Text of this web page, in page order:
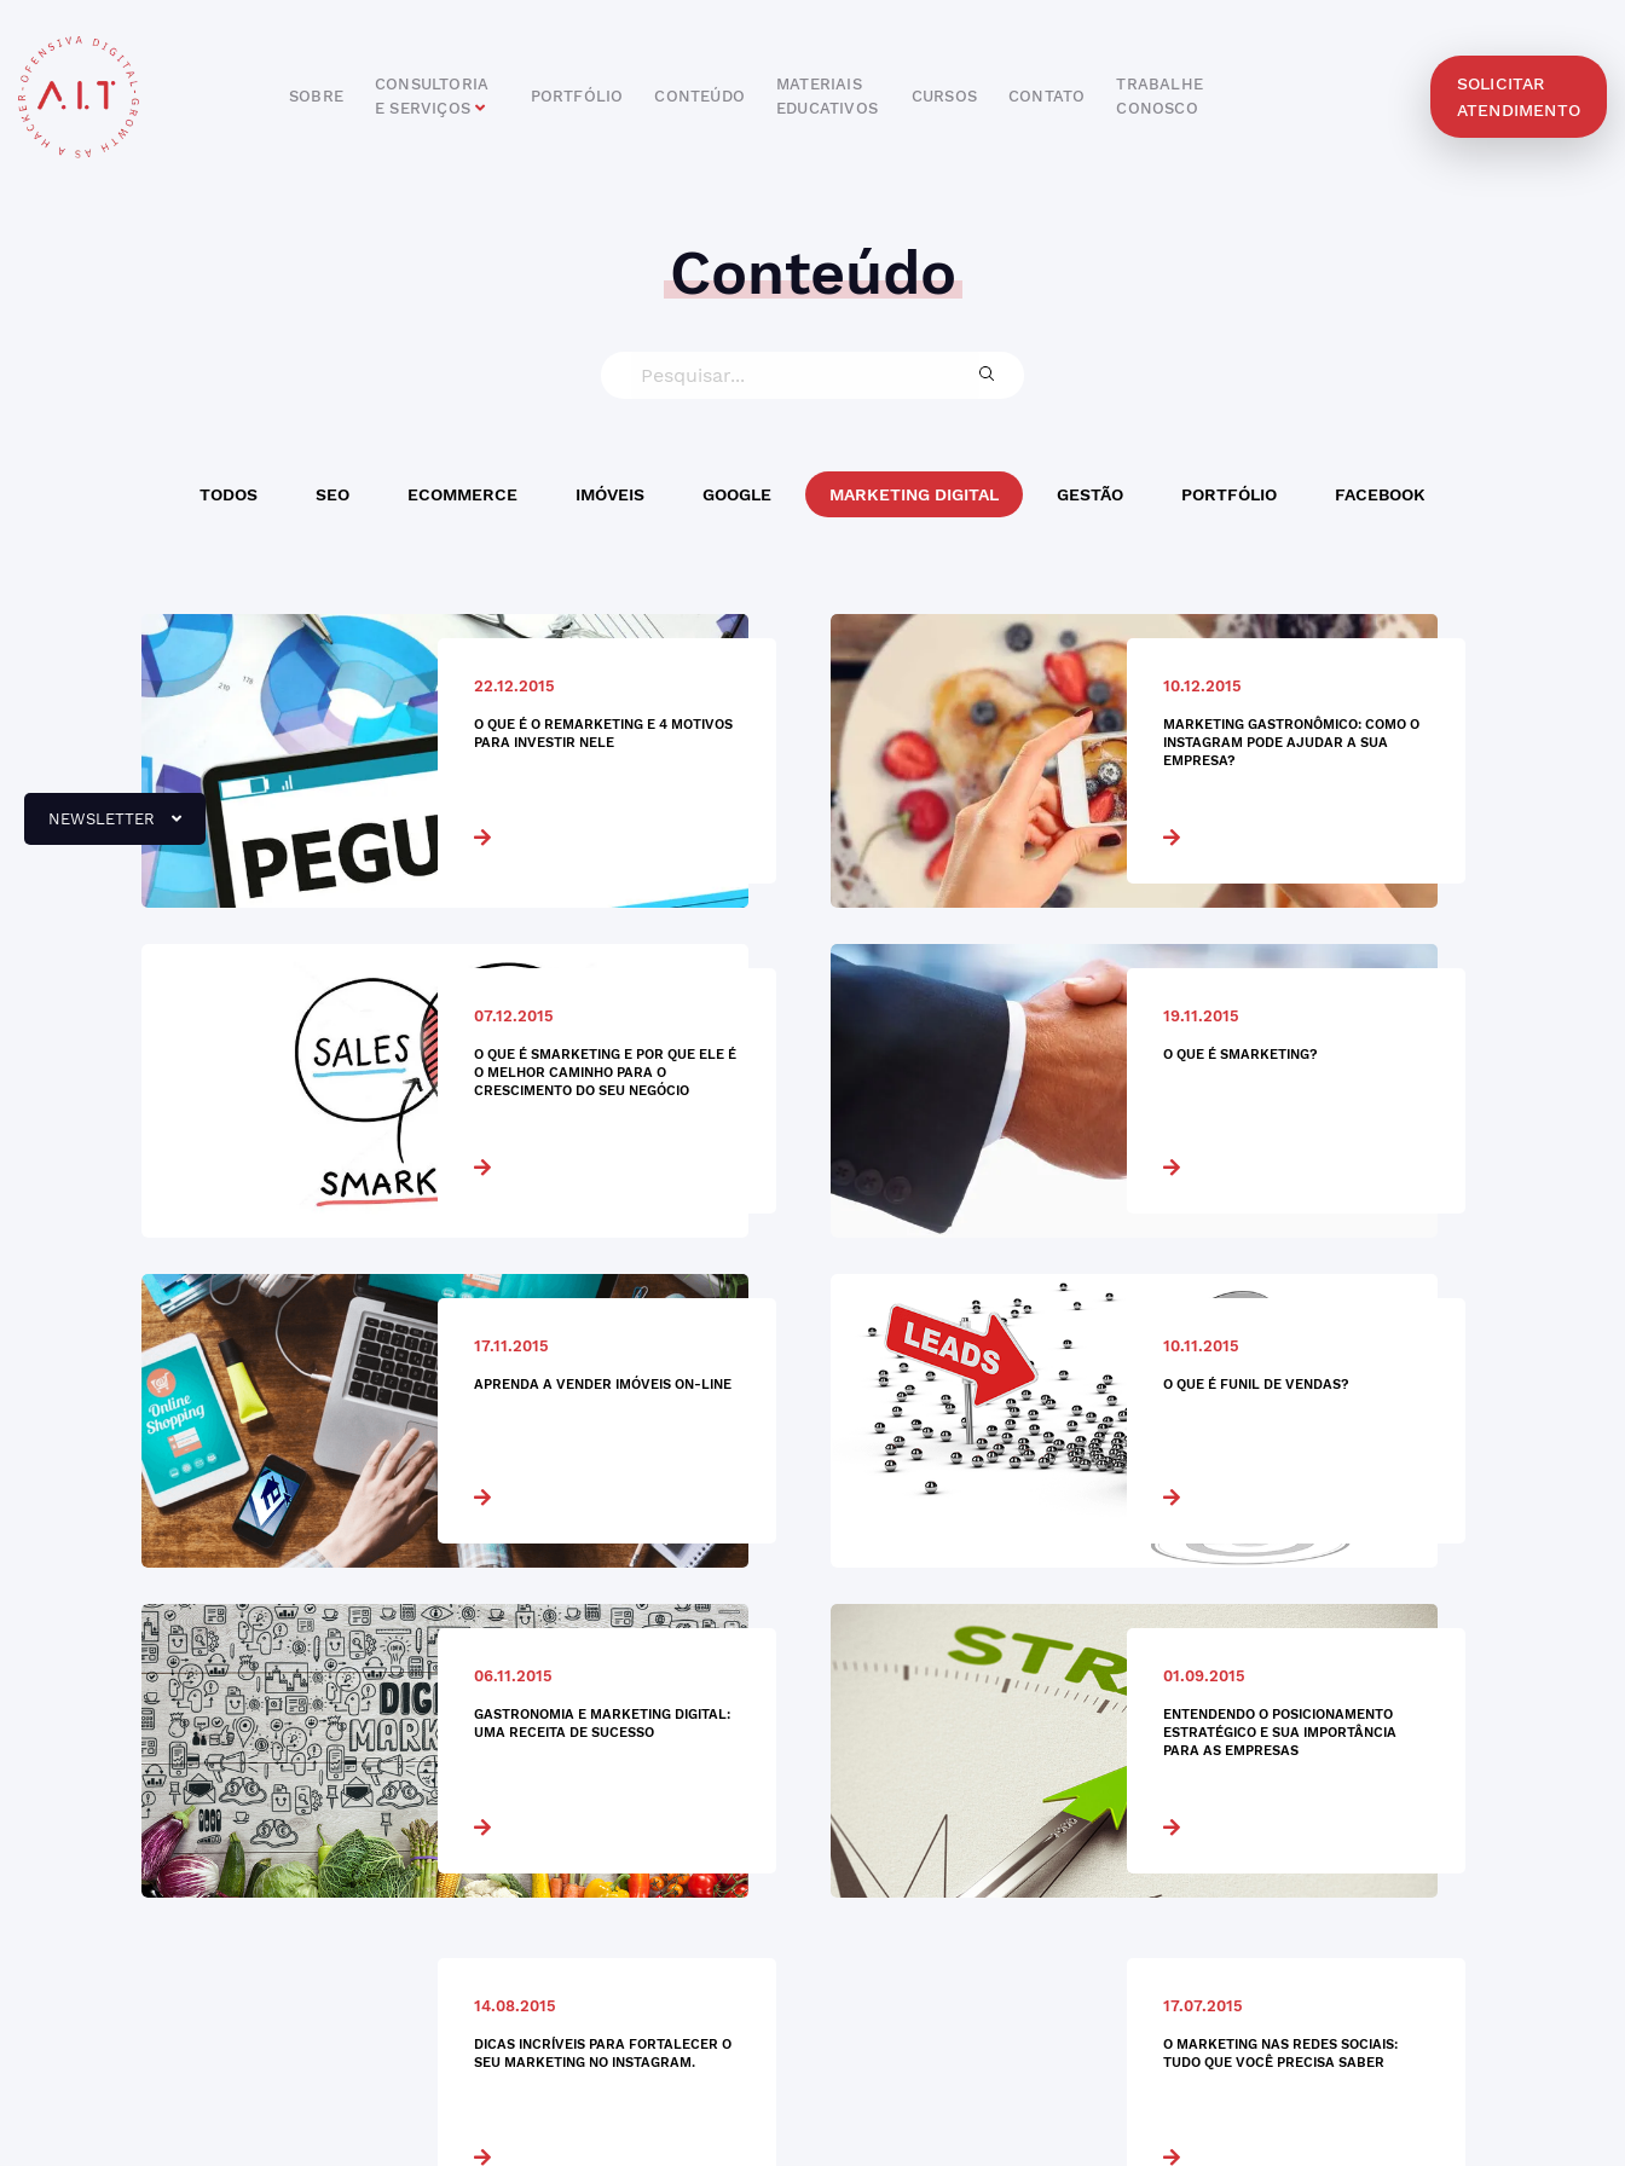
SOBRE
CONSULTORIA
E SERVIÇOS
ODONTOLÓGICO
HOTELARIA
BUSINESS INTELIGENCE
PORTFÓLIO CONTEÚDO
MATERIAIS
EDUCATIVOS
CURSOS CONTATO
TRABALHE
CONOSCO
SOLICITAR
ATENDIMENTO
NEWSLETTER
Conteúdo
TODOS SEO ECOMMERCE IMÓVEIS GOOGLE MARKETING DIGITAL GESTÃO PORTFÓLIO FACEBOOK
22.12.2015
O QUE É O REMARKETING E 4 MOTIVOS
PARA INVESTIR NELE
10.12.2015
MARKETING GASTRONÔMICO: COMO O
INSTAGRAM PODE AJUDAR A SUA
EMPRESA?
07.12.2015
O QUE É SMARKETING E POR QUE ELE É
O MELHOR CAMINHO PARA O
CRESCIMENTO DO SEU NEGÓCIO
19.11.2015
O QUE É SMARKETING?
17.11.2015
APRENDA A VENDER IMÓVEIS ON-LINE
10.11.2015
O QUE É FUNIL DE VENDAS?
06.11.2015
GASTRONOMIA E MARKETING DIGITAL:
UMA RECEITA DE SUCESSO
01.09.2015
ENTENDENDO O POSICIONAMENTO
ESTRATÉGICO E SUA IMPORTÂNCIA
PARA AS EMPRESAS
14.08.2015
DICAS INCRÍVEIS PARA FORTALECER O
SEU MARKETING NO INSTAGRAM.
17.07.2015
O MARKETING NAS REDES SOCIAIS:
TUDO QUE VOCÊ PRECISA SABER